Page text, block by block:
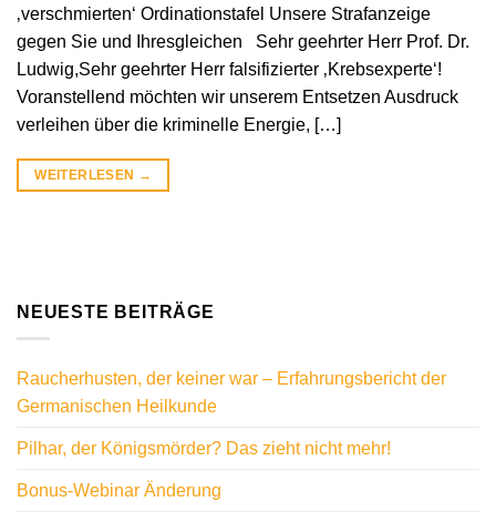
‚verschmierten‘ Ordinationstafel Unsere Strafanzeige
gegen Sie und Ihresgleichen Sehr geehrter Herr Prof. Dr.
Ludwig,Sehr geehrter Herr falsifizierter ‚Krebsexperte‘!
Voranstellend möchten wir unserem Entsetzen Ausdruck
verleihen über die kriminelle Energie, […]
WEITERLESEN →
NEUESTE BEITRÄGE
Raucherhusten, der keiner war – Erfahrungsbericht der
Germanischen Heilkunde
Pilhar, der Königsmörder? Das zieht nicht mehr!
Bonus-Webinar Änderung